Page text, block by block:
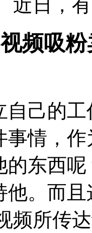
近日，
频吸
自己的
事情，
的东西
他。而
频所传